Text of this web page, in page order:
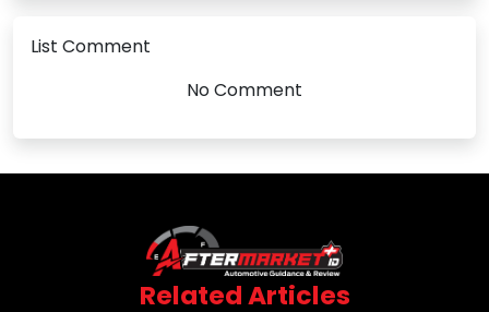
List Comment
No Comment
Related Articles